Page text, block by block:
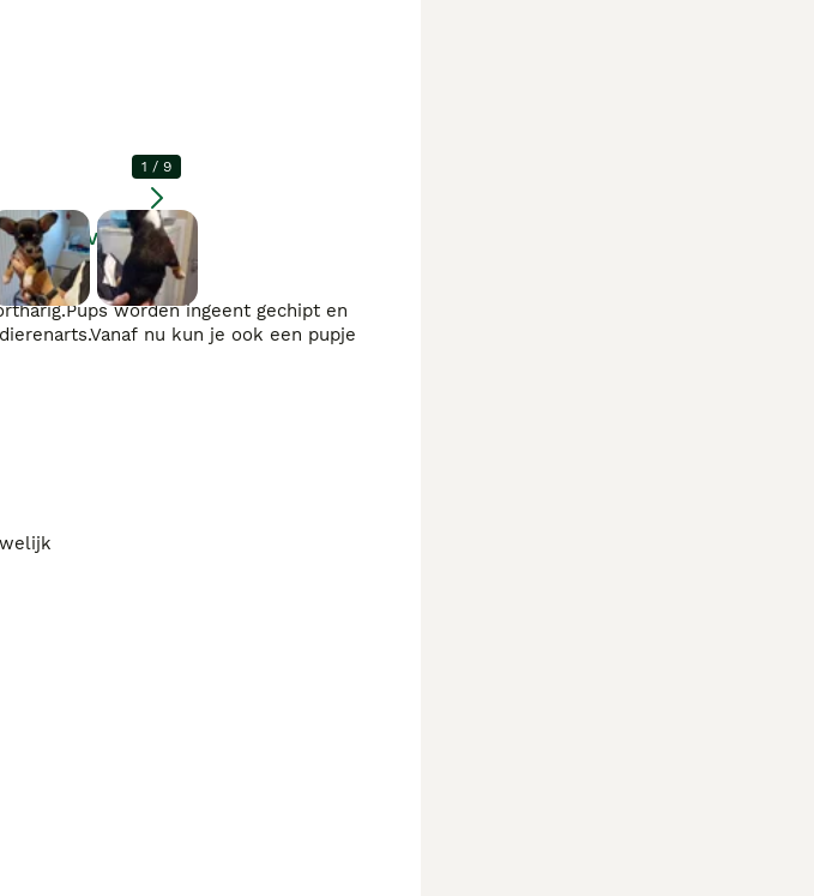
Vergroten
1 / 9
worden ingeent gechipt en
nu kun je ook een pupje